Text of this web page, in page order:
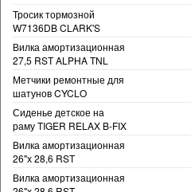
Тросик тормозной
W7136DB CLARK'S
Вилка амортизационная
27,5 RST ALPHA TNL
Метчики ремонтные для
шатунов CYCLO
Сиденье детское на
раму TIGER RELAX B-FIX
Вилка амортизационная
26"х 28,6 RST
Вилка амортизационная